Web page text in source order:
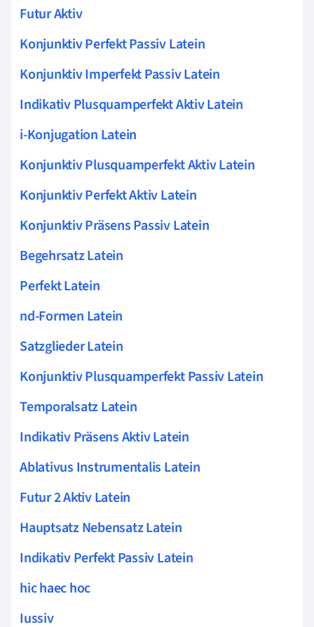
Futur Aktiv
Konjunktiv Perfekt Passiv Latein
Konjunktiv Imperfekt Passiv Latein
Indikativ Plusquamperfekt Aktiv Latein
i-Konjugation Latein
Konjunktiv Plusquamperfekt Aktiv Latein
Konjunktiv Perfekt Aktiv Latein
Konjunktiv Präsens Passiv Latein
Begehrsatz Latein
Perfekt Latein
nd-Formen Latein
Satzglieder Latein
Konjunktiv Plusquamperfekt Passiv Latein
Temporalsatz Latein
Indikativ Präsens Aktiv Latein
Ablativus Instrumentalis Latein
Futur 2 Aktiv Latein
Hauptsatz Nebensatz Latein
Indikativ Perfekt Passiv Latein
hic haec hoc
Iussiv